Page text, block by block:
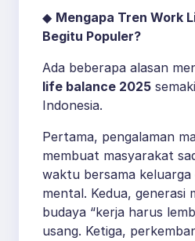
◆ Mengapa Tren Work
Begitu Populer?
Ada beberapa alasan
life balance 2025
Indonesia.
Pertama, pengalaman
membuat masyarakat
waktu bersama
mental. Kedua, generasi
budaya “kerja harus
usang. Ketiga,